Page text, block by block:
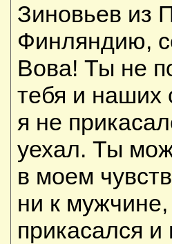
Зиновьев из
Финляндию,
Вова! Ты не
тебя и наших
я не
уехал. Ты
в моем
ни к
прикасался и